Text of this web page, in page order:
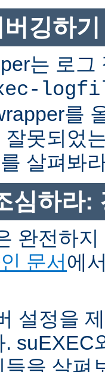
깅하기
는 로그
를
못되었
살펴봐
심하라:
완전하
문서에
설정을
. suEXEC
들을 살펴